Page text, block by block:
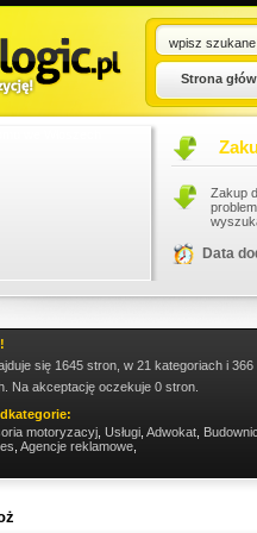
Strona
Zakup
Data
się 1645 stron, w 21 kategoriach i 366
Na akceptację oczekuje 0 stron.
motoryzacyj Usługi Adwokat
Agencje reklamowe